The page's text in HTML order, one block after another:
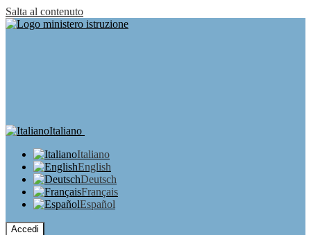
Salta al contenuto
Italiano
Italiano
English
Deutsch
Français
Español
Accedi